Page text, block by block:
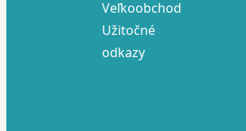
Veľkoobchod
Užitočné
odkazy